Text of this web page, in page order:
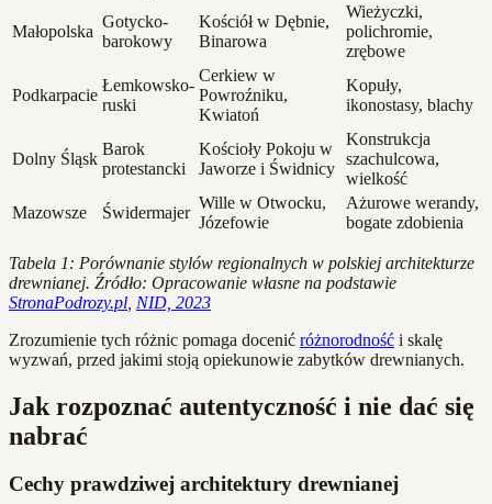
Małopolska
Gotycko-
barokowy
Kościół w Dębnie,
Binarowa
Wieżyczki,
polichromie,
zrębowe
Podkarpacie
Łemkowsko-
ruski
Cerkiew w
Powroźniku,
Kwiatoń
Kopuły,
ikonostasy, blachy
Dolny Śląsk
Barok
protestancki
Kościoły Pokoju w
Jaworze i Świdnicy
Konstrukcja
szachulcowa,
wielkość
Mazowsze
Świdermajer
Wille w Otwocku,
Józefowie
Ażurowe werandy,
bogate zdobienia
Tabela 1: Porównanie stylów regionalnych w polskiej architekturze
drewnianej. Źródło: Opracowanie własne na podstawie
StronaPodrozy.pl NID, 2023
Zrozumienie tych różnic pomaga docenić różnorodność i skalę
wyzwań, przed jakimi stoją opiekunowie zabytków drewnianych.
Jak rozpoznać autentyczność i nie dać się
nabrać
Cechy prawdziwej architektury drewnianej